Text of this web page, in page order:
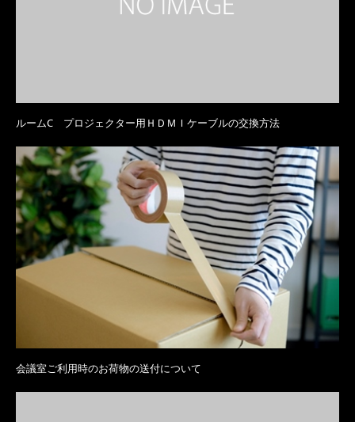
ルームC プロジェクター用ＨＤＭＩケーブルの交換方法
会議室ご利用時のお荷物の送付について